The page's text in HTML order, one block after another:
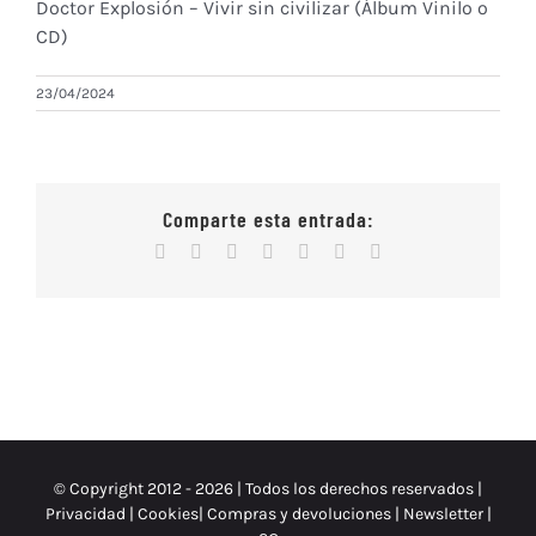
Doctor Explosión – Vivir sin civilizar (Álbum Vinilo o
CD)
23/04/2024
Comparte esta entrada:
Facebook Reddit WhatsApp
Tumblr
© Copyright 2012 -2026 | Todos los derechos reservados |
Privacidad | Cookies| Compras y devoluciones| Newsletter |